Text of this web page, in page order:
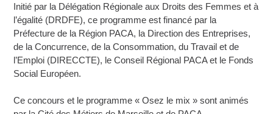
Initié par la Délégation Régionale aux Droits des Femmes et à
l’égalité (DRDFE), ce programme est financé par la
Préfecture de la Région PACA, la Direction des Entreprises,
de la Concurrence, de la Consommation, du Travail et de
l’Emploi (DIRECCTE), le Conseil Régional PACA et le Fonds
Social Européen.
Ce concours et le programme « Osez le mix » sont animés